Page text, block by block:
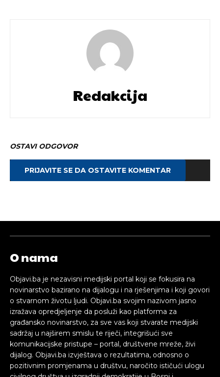
Redakcija
OSTAVI ODGOVOR
PRIJAVITE SE DA OSTAVITE KOMENTAR
O nama
Objavi.ba je nezavisni medijski portal koji se fokusira na
novinarstvo bazirano na dijalogu i na rješenjima i koji govori
o stvarnom životu ljudi. Objavi.ba svojim nazivom jasno
izražava opredjeljenje da posluži kao platforma za
građansko novinarstvo, za sve vas koji stvarate medijski
sadržaj u najširem smislu te riječi, integrišući sve
komunikacijske pristupe – portal, društvene mreže, živi
dijalog. Objavi.ba izvještava o rezultatima, odnosno o
pozitivnim promjenama u društvu, naročito ističući ulogu